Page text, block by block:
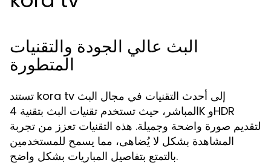
البث عالي الجودة والتقنيات
المتطورة
تستند kora tv إلى أحدث التقنيات في مجال البث
المباشر، حيث تستخدم تقنيات البث بتقنية 4K وHDR
لتقديم صورة واضحة وجميلة. هذه التقنيات تعزز من تجربة
المشاهدة بشكل لا يُضاهى، مما يسمح للمستخدمين
بالتمتع بتفاصيل المباريات بشكل واضح.